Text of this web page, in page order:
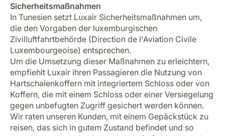
Sicherheitsmaßnahmen
In Tunesien setzt Luxair Sicherheitsmaßnahmen um,
die den Vorgaben der luxemburgischen
Zivilluftfahrtbehörde (Direction de l'Aviation Civile
Luxembourgeoise) entsprechen.
Um die Umsetzung dieser Maßnahmen zu erleichtern,
empfiehlt Luxair ihren Passagieren die Nutzung von
Hartschalenkoffern mit integriertem Schloss oder von
Koffern, die mit einem Schloss oder einer Versiegelung
gegen unbefugten Zugriff gesichert werden können.
Wir raten unseren Kunden, mit einem Gepäckstück zu
reisen, das sich in gutem Zustand befindet und so